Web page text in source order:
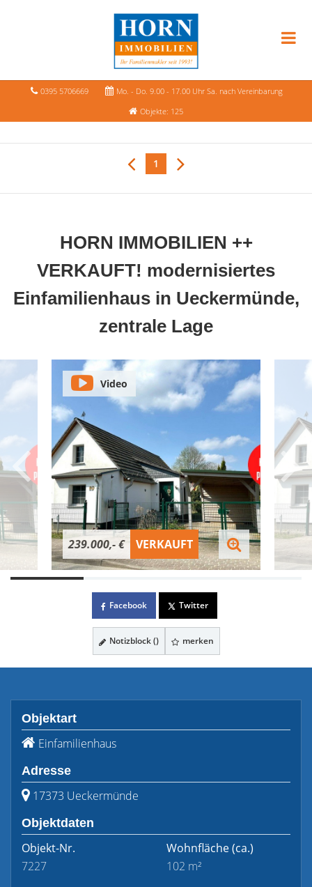
0395 5706669
Mo. - Do. 9.00 - 17.00 Uhr Sa. nach Vereinbarung
Objekte: 125
1
HORN IMMOBILIEN ++
VERKAUFT! modernisiertes
Einfamilienhaus in Ueckermünde,
zentrale Lage
239.000,- € VERKAUFT
Video
Facebook Twitter
Notizblock () merken
Objektart
Einfamilienhaus
Adresse
17373 Ueckermünde
Objektdaten
Objekt-Nr.
7227
Wohnfläche(ca.)
102 m²